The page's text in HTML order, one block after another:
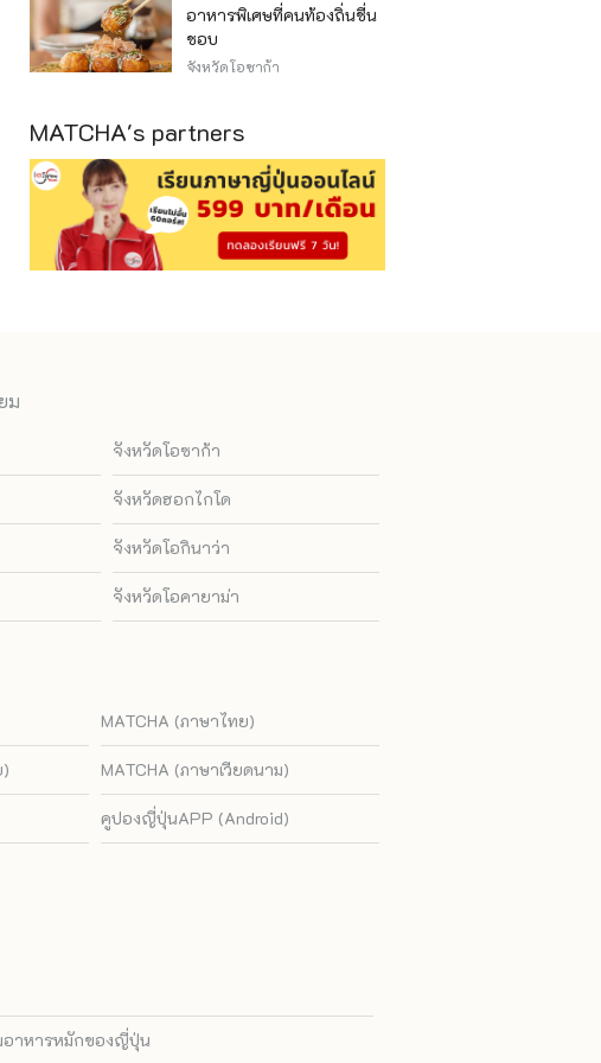
อาหารพิเศษที่คนท้องถิ่นชื่น
ชอบ
จังหวัดโอซาก้า
MATCHA's partners
ม
จังหวัดโอซาก้า
จังหวัดฮอกไกโด
จังหวัดโอกินาว่า
จังหวัดโอคายาม่า
MATCHA (ภาษาไทย)
MATCHA (ภาษาเวียดนาม)
คูปองญี่ปุ่นAPP (Android)
อาหารหมักของญี่ปุ่น